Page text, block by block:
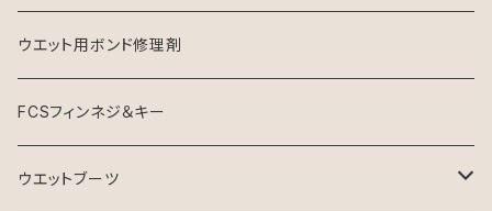
ウエット用ボンド修理剤
FCSフィンネジ＆キー
ウエットブーツ